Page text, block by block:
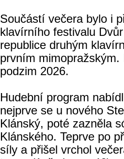
Součástí večera bylo i
klavírního festivalu
republice druhým
prvním
podzim 2026.
Hudební program
nejprve se u nového
Klánský, poté zazněla
Klánského. Teprve po
síly a přišel vrchol